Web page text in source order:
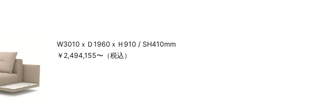
W3010ｘＤ1960ｘＨ910 / SH410mm
￥2,494,155〜（税込）